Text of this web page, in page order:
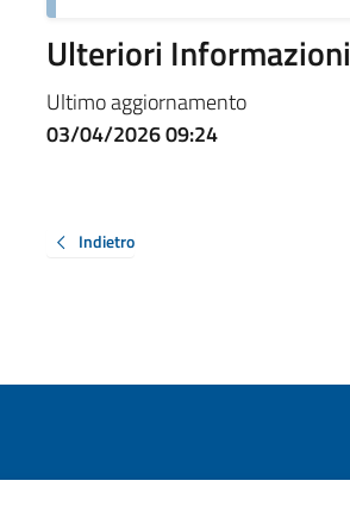
Ulteriori Informazioni
Ultimo aggiornamento
03/04/2026 09:24
Indietro